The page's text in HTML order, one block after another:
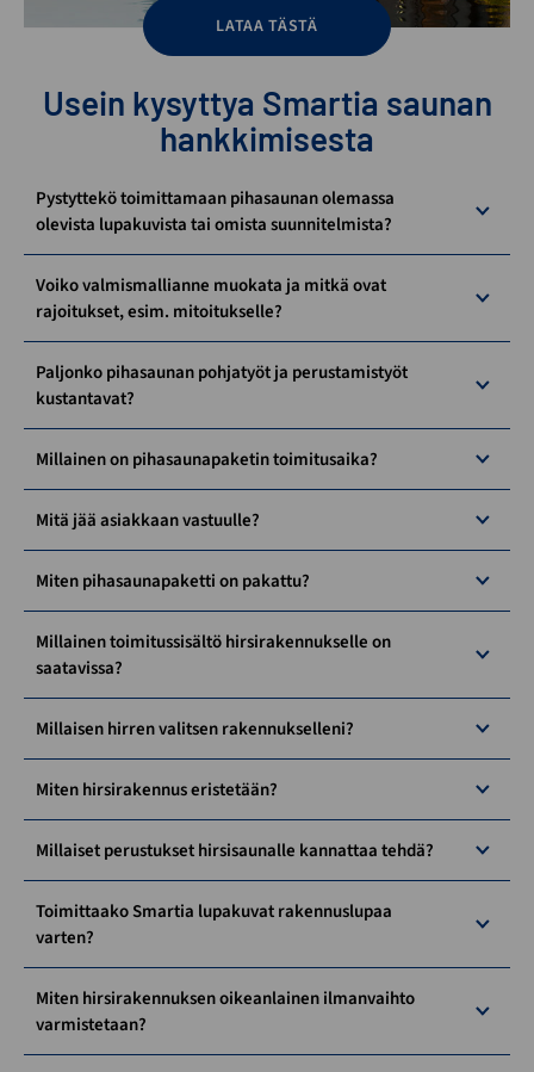
LATAA TÄSTÄ
Usein kysyttya Smartia saunan
hankkimisesta
Pystyttekö toimittamaan pihasaunan olemassa
olevista lupakuvista tai omista suunnitelmista?
Voiko valmismallianne muokata ja mitkä ovat
rajoitukset, esim. mitoitukselle?
Paljonko pihasaunan pohjatyöt ja perustamistyöt
kustantavat?
Millainen on pihasaunapaketin toimitusaika?
Mitä jää asiakkaan vastuulle?
Miten pihasaunapaketti on pakattu?
Millainen toimitussisältö hirsirakennukselle on
saatavissa?
Millaisen hirren valitsen rakennukselleni?
Miten hirsirakennus eristetään?
Millaiset perustukset hirsisaunalle kannattaa tehdä?
Toimittaako Smartia lupakuvat rakennuslupaa
varten?
Miten hirsirakennuksen oikeanlainen ilmanvaihto
varmistetaan?